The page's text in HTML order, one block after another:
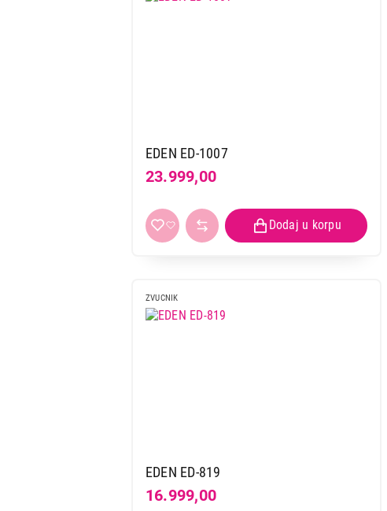
EDEN ED-1007
23.999,00
ZVUCNIK
EDEN ED-819
16.999,00